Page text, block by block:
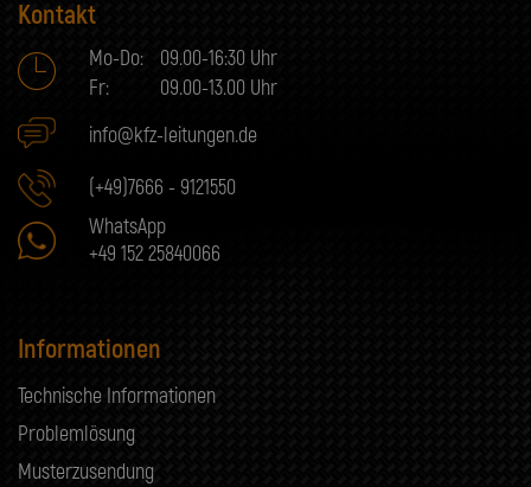
Kontakt
Mo-Do:
09.00-16:30 Uhr
Fr:
09.00-13.00 Uhr
info@kfz-leitungen.de
(+49)7666 - 9121550
WhatsApp
+49 152 25840066
Informationen
Technische Informationen
Problemlösung
Musterzusendung